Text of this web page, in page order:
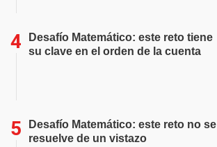
Desafío Matemático: este reto tiene
su clave en el orden de la cuenta
Desafío Matemático: este reto no se
resuelve de un vistazo